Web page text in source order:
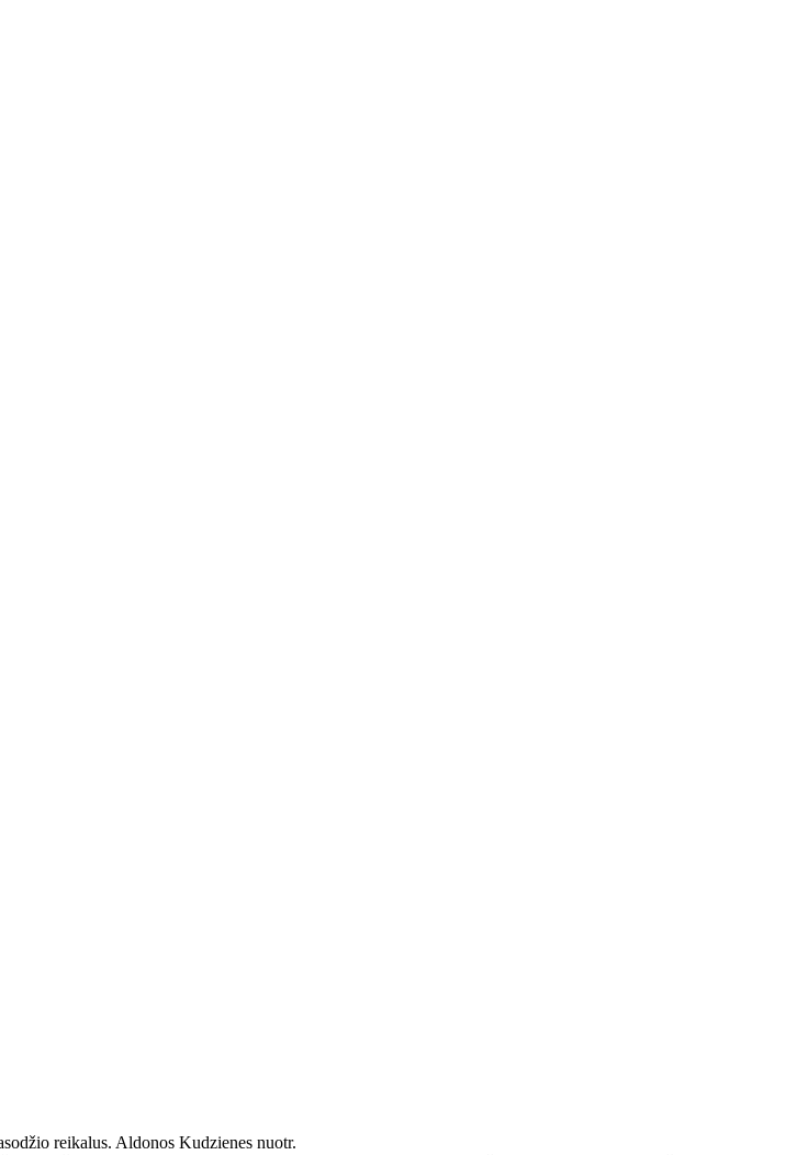
reikalus. Aldonos Kudzienes nuotr.